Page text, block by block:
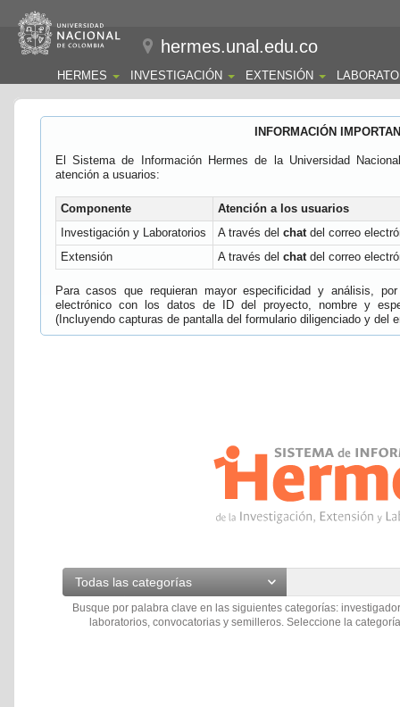
hermes.unal.edu.co
HERMES INVESTIGACIÓN EXTENSIÓN
INFORMACIÓN
El Sistema de Información Hermes de la Universidad
atención a usuarios:
Componente
Atención a los usuarios
Investigación y Laboratorios
A través del chatdel correo
Extensión
A través del chatdel correo
Para casos que requieran mayor especificidad y análisis,
electrónico con los datos de ID del proyecto, nombre y
(Incluyendo capturas de pantalla del formulario diligenciado y del
Todas las categorías
Busque por palabra clave en las siguientes categorías:
laboratorios, convocatorias y semilleros. Seleccione la